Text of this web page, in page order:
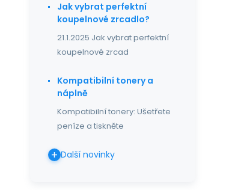
Jak vybrat perfektní
koupelnové zrcadlo?
21.1.2025 Jak vybrat perfektní
koupelnové zrcad
Kompatibilní tonery a
náplně
Kompatibilní tonery: Ušetřete
peníze a tiskněte
Další novinky